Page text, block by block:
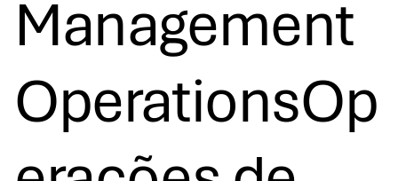
Management
OperationsOp